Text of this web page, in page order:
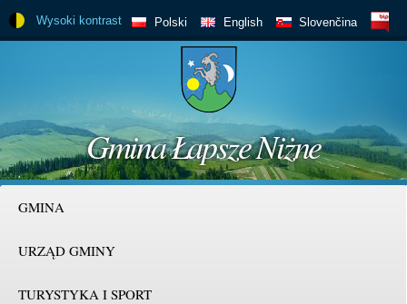
do
treści
BIP
Polski English Slovenčina
Wysoki kontrast
Gmina Łapsze Niżne
GMINA
URZĄD GMINY
TURYSTYKA I SPORT